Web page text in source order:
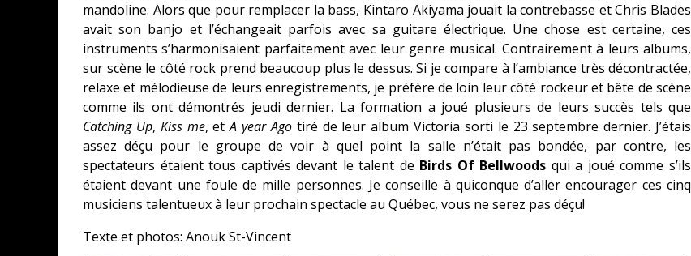
mandoline. Alors que pour remplacer la bass, Kintaro Akiyama jouait la contrebasse et Chris Blades
avait son banjo et l’échangeait parfois avec sa guitare électrique. Une chose est certaine, ces
instruments s’harmonisaient parfaitement avec leur genre musical. Contrairement à leurs albums,
sur scène le côté rock prend beaucoup plus le dessus. Si je compare à l’ambiance très décontractée,
relaxe et mélodieuse de leurs enregistrements, je préfère de loin leur côté rockeur et bête de scène
comme ils ont démontrés jeudi dernier. La formation a joué plusieurs de leurs succès tels que
Catching Up, Kiss me, etA year Agotiré de leur album Victoria sorti le 23 septembre dernier. J’étais
assez déçu pour le groupe de voir à quel point la salle n’était pas bondée, par contre, les
spectateurs étaient tous captivés devant le talent de Birds Of Bellwoods qui a joué comme s’ils
étaient devant une foule de mille personnes. Je conseille à quiconque d’aller encourager ces cinq
musiciens talentueux à leur prochain spectacle au Québec, vous ne serez pas déçu!
Texte et photos: Anouk St-Vincent